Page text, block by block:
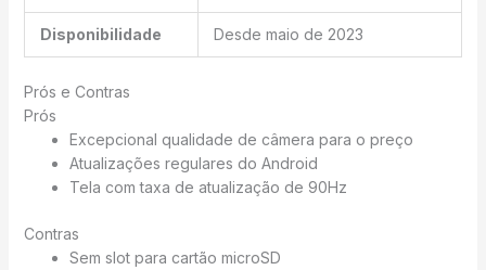
Disponibilidade Desde maio de 2023
Prós e Contras
Prós
Excepcional qualidade de câmera para o preço
Atualizações regulares do Android
Tela com taxa de atualização de 90Hz
Contras
Sem slot para cartão microSD